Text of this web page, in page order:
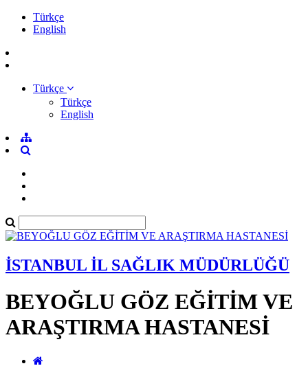
Türkçe
English
Türkçe
Türkçe
English
İSTANBUL İL SAĞLIK MÜDÜRLÜĞÜ
BEYOĞLU GÖZ EĞİTİM VE
ARAŞTIRMA HASTANESİ